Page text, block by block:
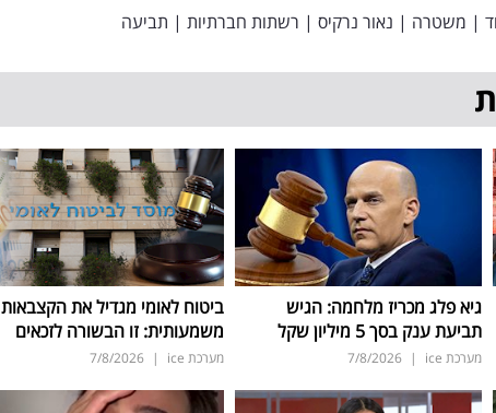
| משטרה | נאור נרקיס | רשתות חברתיות | תביעה
גיא פלג מכריז מלחמה: הגיש
תביעת ענק בסך 5 מיליון שקל
מערכת ice |
7/8/2026
ביטוח לאומי מגדיל את הקצבאות
משמעותית: זו הבשורה לזכאים
מערכת ice |
7/8/2026